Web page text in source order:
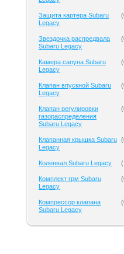
Защита картера Subaru
Legacy
(
Звездочка распредвала
Subaru Legacy
(
Камера сапуна Subaru
Legacy
(
Клапан впускной Subaru
Legacy
(
Клапан регулировки
газораспределения
Subaru Legacy
(
Клапанная крышка Subaru
Legacy
(
Коленвал Subaru Legacy (
Комплект грм Subaru
Legacy
(
Компрессор клапана
Subaru Legacy
(